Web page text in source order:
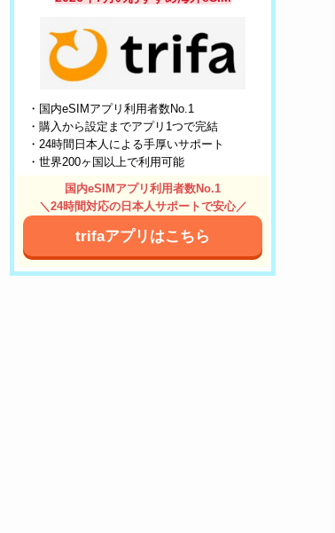
・国内eSIMアプリ利用者数No.1
・購入から設定までアプリ1つで完結
・24時間日本人による手厚いサポート
・世界200ヶ国以上で利用可能
国内eSIMアプリ利用者数No.1
＼24時間対応の日本人サポートで安心／
trifaアプリはこちら